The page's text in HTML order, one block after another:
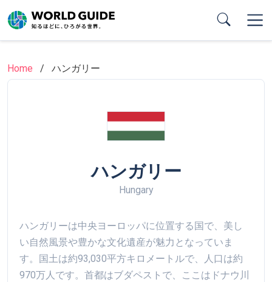
to
main
Home
ハンガリー
ハンガリー
Hungary
ハンガリーは中央ヨーロッパに位置する国で、美し
い自然風景や豊かな文化遺産が魅力となっていま
す。国土は約93,030平方キロメートルで、人口は約
970万人です。首都はブダペストで、ここはドナウ川